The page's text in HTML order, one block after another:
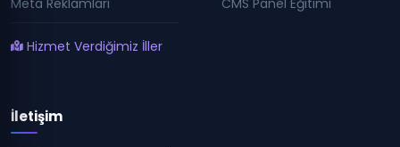
Meta Reklamları
Hizmet Verdiğimiz İller
CMS Panel Eğitimi
İletişim